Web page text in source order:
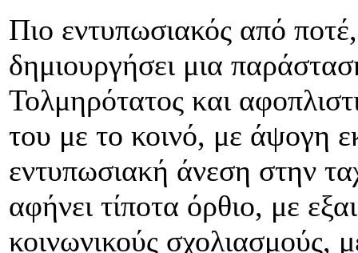
Πιο εντυπωσιακός από
δημιουργήσει μια
Τολμηρότατος και
του με το κοινό, με άψογη
εντυπωσιακή άνεση στην
αφήνει τίποτα όρθιο, με
κοινωνικούς σχολιασμούς,